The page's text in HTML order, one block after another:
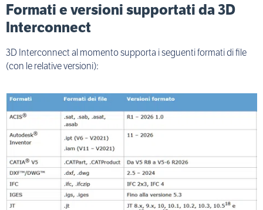
Formati e versioni supportati da 3D
Interconnect
3D Interconnect al momento supporta i seguenti formati di file
(con le relative versioni):